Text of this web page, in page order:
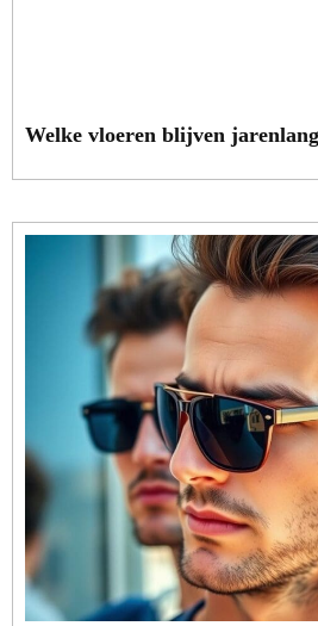
Welke vloeren blijven